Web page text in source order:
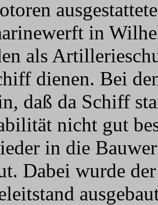
in
als
dienen. Bei
daß da Schiff
nicht gut
in die
Dabei wurde